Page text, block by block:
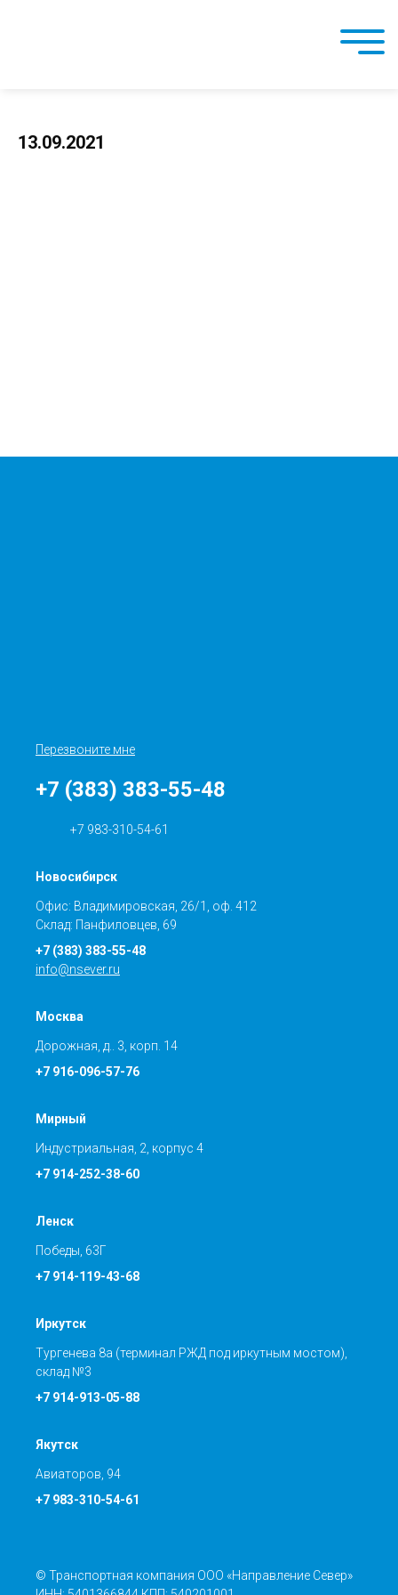
13.09.2021
Перезвоните мне
+7 (383) 383-55-48
+7 983-310-54-61
Новосибирск
Офис: Владимировская, 26/1, оф. 412
Склад: Панфиловцев, 69
+7 (383) 383-55-48
info@nsever.ru
Москва
Дорожная, д.. 3, корп. 14
+7 916-096-57-76
Мирный
Индустриальная, 2, корпус 4
+7 914-252-38-60
Ленск
Победы, 63Г
+7 914-119-43-68
Иркутск
Тургенева 8а (терминал РЖД под иркутным мостом),
склад №3
+7 914-913-05-88
Якутск
Авиаторов, 94
+7 983-310-54-61
© Транспортная компания ООО «Направление Север»